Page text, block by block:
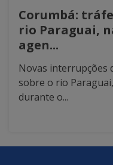
Corumbá:
rio Paraguai,
agen...
Novas interrupções
sobre o rio
durante o...